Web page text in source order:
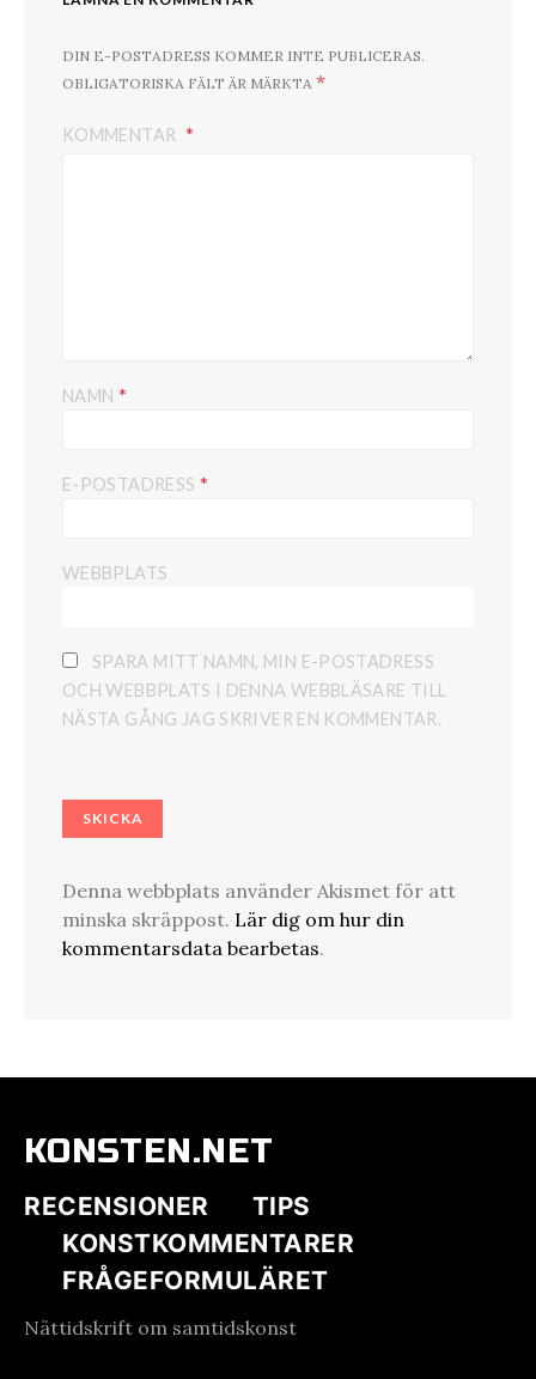
DIN E-POSTADRESS KOMMER INTE PUBLICERAS.
OBLIGATORISKA FÄLT ÄR MÄRKTA *
KOMMENTAR
NAMN *
E-POSTADRESS *
WEBBPLATS
SPARA MITT NAMN, MIN E-POSTADRESS
OCH WEBBPLATS I DENNA WEBBLÄSARE TILL
NÄSTA GÅNG JAG SKRIVER EN KOMMENTAR.
Denna webbplats använder Akismet för att
minska skräppost. Lär dig om hur din
kommentarsdata bearbetas.
KONSTEN.NET
RECENSIONER
TIPS
KONSTKOMMENTARER
FRÅGEFORMULÄRET
Nättidskrift om samtidskonst